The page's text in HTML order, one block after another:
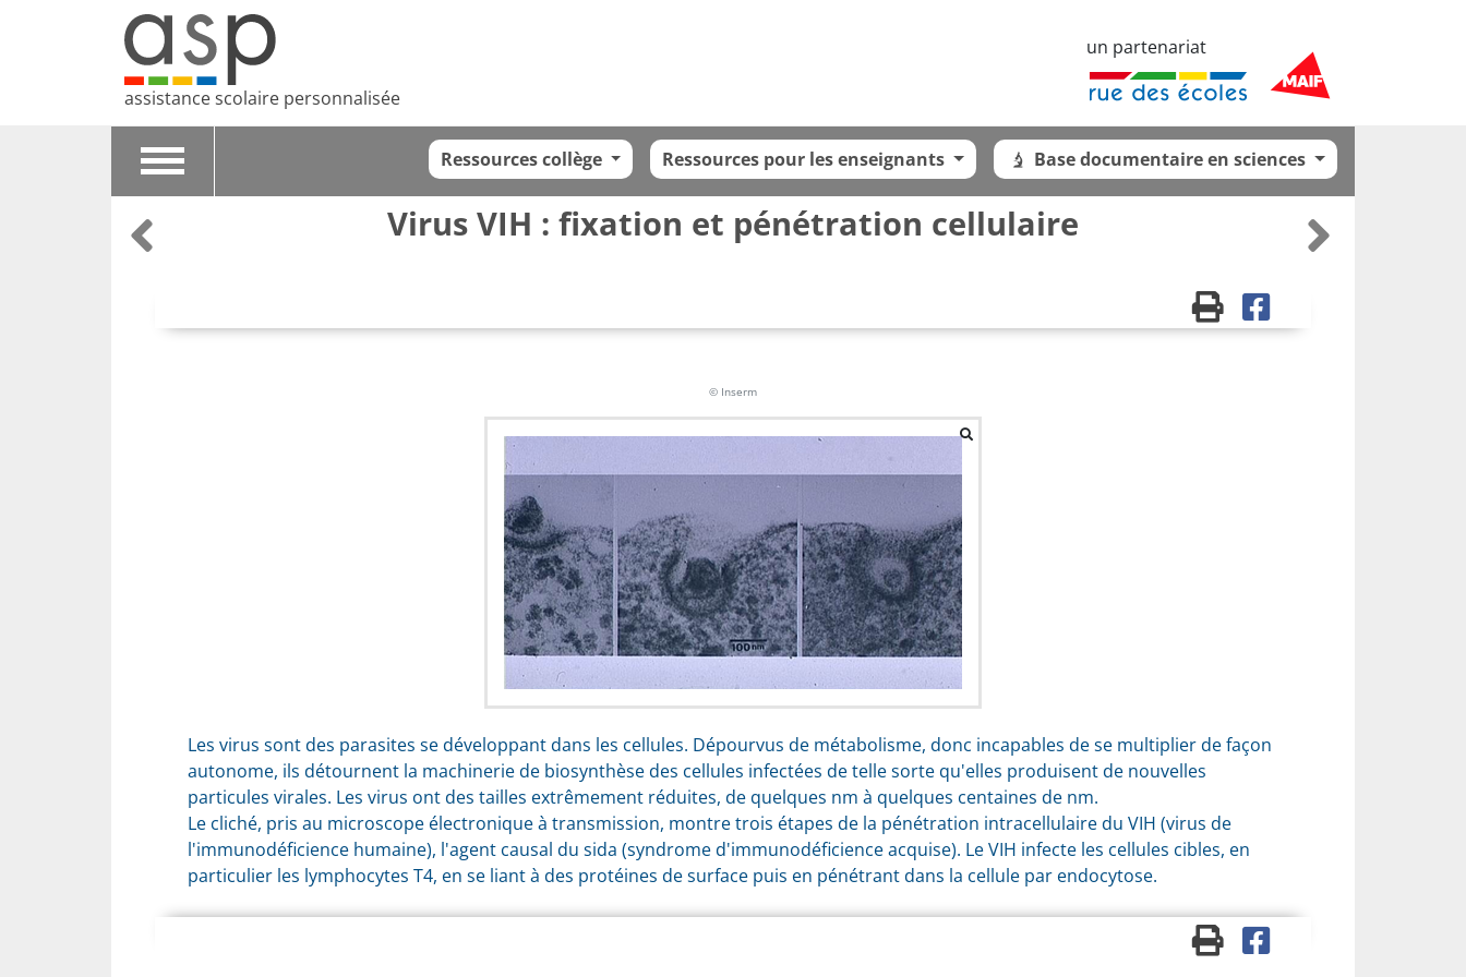
assistance scolaire personnalisée
un partenariat
Toggle
Ressources collège Ressources pour les enseignants Base documentaire en sciences
Virus VIH : fixation et pénétration cellulaire
© Inserm
Les virus sont des parasites se développant dans les cellules. Dépourvus de métabolisme, donc incapables de se multiplier de façon
autonome, ils détournent la machinerie de biosynthèse des cellules infectées de telle sorte qu'elles produisent de nouvelles
particules virales. Les virus ont des tailles extrêmement réduites, de quelques nm à quelques centaines de nm.
Le cliché, pris au microscope électronique à transmission, montre trois étapes de la pénétration intracellulaire du VIH (virus de
l'immunodéficience humaine), l'agent causal du sida (syndrome d'immunodéficience acquise). LeVIH infecte les cellules cibles, en
particulier les lymphocytes T4, en se liant à des protéines de surface puis en pénétrant dans la cellule par endocytose.